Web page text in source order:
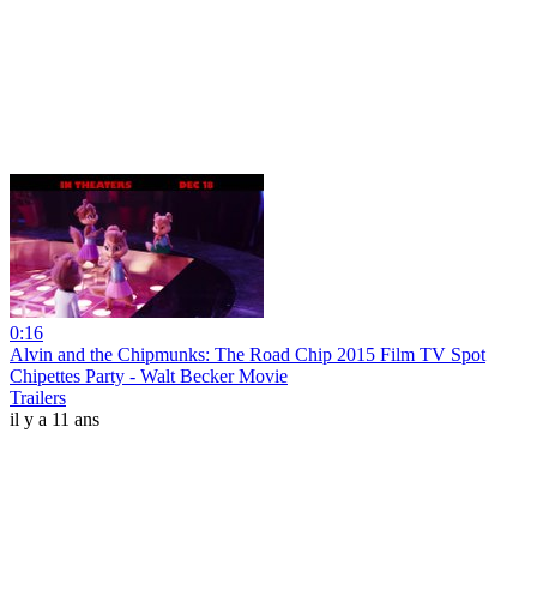
0:16
Alvin and the Chipmunks: The Road Chip 2015 Film TV Spot
Chipettes Party - Walt Becker Movie
Trailers
il y a 11 ans